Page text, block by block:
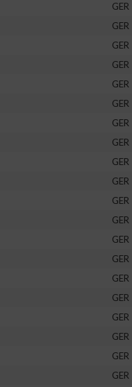
GER
GER
GER
GER
GER
GER
GER
GER
GER
GER
GER
GER
GER
GER
GER
GER
GER
GER
GER
GER